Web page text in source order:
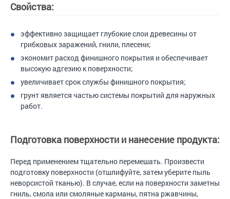
Свойства:
эффективно защищает глубокие слои древесины от
грибковых заражений, гнили, плесени;
экономит расход финишного покрытия и обеспечивает
высокую адгезию к поверхности;
увеличивает срок службы финишного покрытия;
грунт является частью системы покрытий для наружных
работ.
Подготовка поверхности и нанесение продукта:
Перед применением тщательно перемешать. Произвести
подготовку поверхности (отшлифуйте, затем уберите пыль
неворсистой тканью). В случае, если на поверхности заметны
гниль, смола или смоляные карманы, пятна ржавчины,